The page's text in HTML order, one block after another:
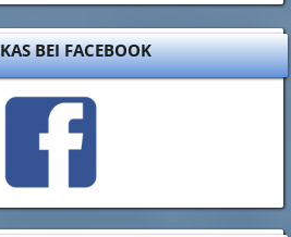
BEI FACEBOOK